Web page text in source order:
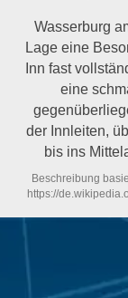
Wasserburg
Lage eine
Inn fast
eine
der Innleiten,
bis ins
Beschreibung
https://